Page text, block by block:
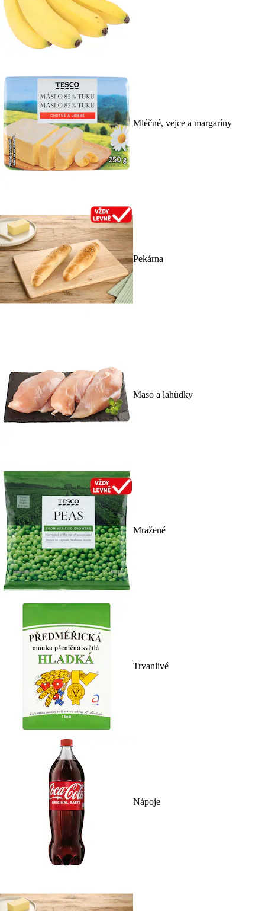
Mléčné, vejce a margaríny
Pekárna
Maso a lahůdky
Mražené
Trvanlivé
Nápoje